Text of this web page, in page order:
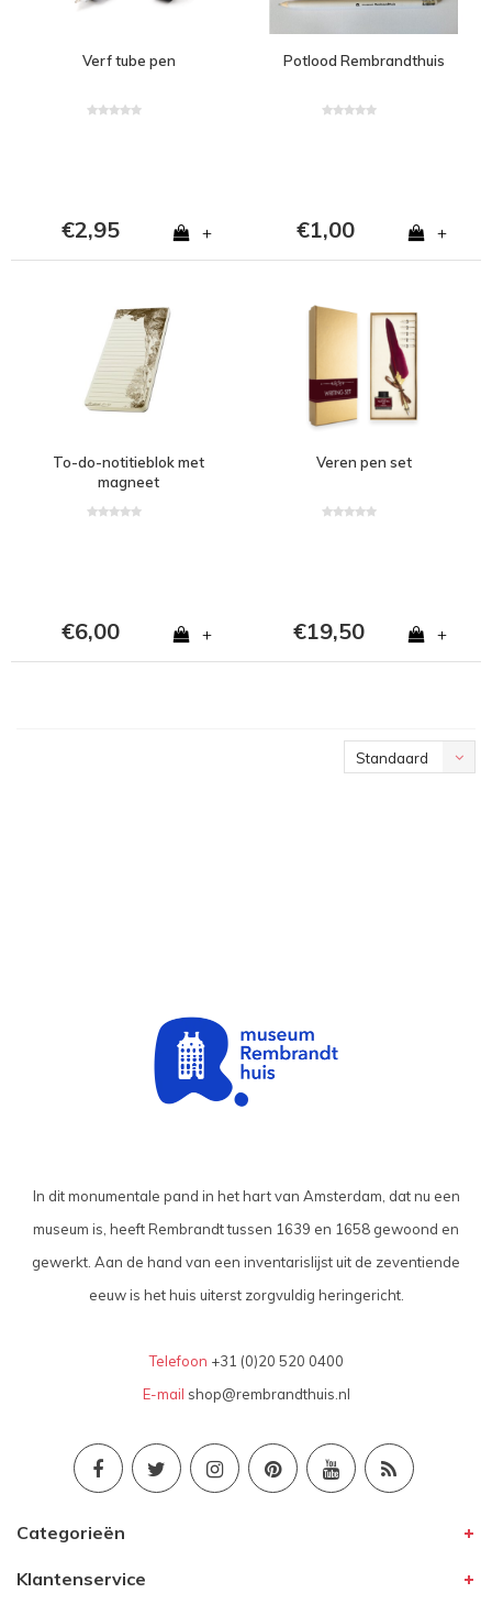
Verf tube pen
€2,95 +
Potlood Rembrandthuis
€1,00 +
To-do-notitieblok met
magneet
€6,00 +
Veren pen set
€19,50 +
Standaard
In dit monumentale pand in het hart van Amsterdam, dat nu een
museum is, heeft Rembrandt tussen 1639 en 1658 gewoond en
gewerkt. Aan de hand van een inventarislijst uit de zeventiende
eeuw is het huis uiterst zorgvuldig heringericht.
Telefoon +31 (0)20 520 0400
E-mail shop@rembrandthuis.nl
Categorieën
Klantenservice